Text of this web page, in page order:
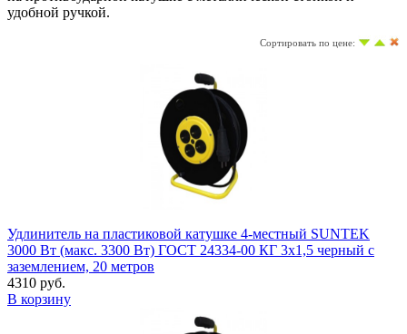
удобной ручкой.
Сортировать по цене:
Удлинитель на пластиковой катушке 4-местный SUNTEK
3000 Вт (макс. 3300 Вт) ГОСТ 24334-00 КГ 3х1,5 черный с
заземлением, 20 метров
4310 руб.
В корзину